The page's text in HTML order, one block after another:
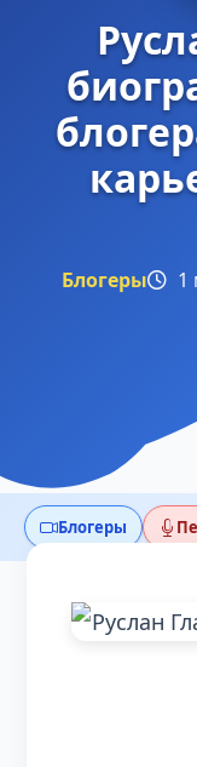
Блогеры 1
Блогеры